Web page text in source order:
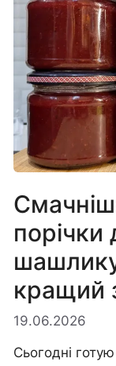
порічки
кращий
19.06.2026
Сьогодні